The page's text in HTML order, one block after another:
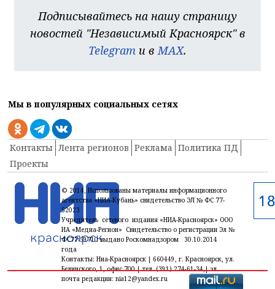
Подписывайтесь на нашу страницу
новостей "Независимый Красноярск" в
Telegram и в MAX.
Мы в популярных социальных сетях
Контакты Лента регионов Реклама Политика ПД
Проекты
© 2014, Использованы материалы информационного
агентства «НИА-Кубань» свидетельство ЭЛ № ФС 77-
52023
Учредитель сетевого издания «НИА-Красноярск» ООО
ИА «Медиа-Регион» Свидетельство о регистрации Эл №
ФС77-59710 выдано Роскомнадзором 30.10.2014
года
Контакты: Ниа-Красноярск | 660449, г. Красноярск, ул.
Белинского, 1, офис 700 | тел. (391) 274-61-34,| эл.
почта редакции: nia12@yandex.ru